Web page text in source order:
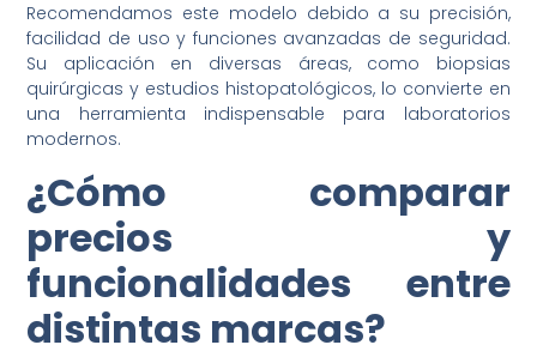
Recomendamos este modelo debido a su precisión,
facilidad de uso y funciones avanzadas de seguridad.
Su aplicación en diversas áreas, como biopsias
quirúrgicas y estudios histopatológicos, lo convierte en
una herramienta indispensable para laboratorios
modernos.
¿Cómo comparar
precios y
funcionalidades entre
distintas marcas?